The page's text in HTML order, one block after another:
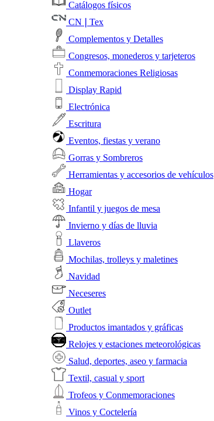
Catálogos físicos
CN❘Tex
Complementos y Detalles
Congresos, monederos y tarjeteros
Conmemoraciones Religiosas
Display Rapid
Electrónica
Escritura
Eventos, fiestas y verano
Gorras y Sombreros
Herramientas y accesorios de vehículos
Hogar
Infantil y juegos de mesa
Invierno y días de lluvia
Llaveros
Mochilas, trolleys y maletines
Navidad
Neceseres
Outlet
Productos imantados y gráficas
Relojes y estaciones meteorológicas
Salud, deportes, aseo y farmacia
Textil, casual y sport
Trofeos y Conmemoraciones
Vinos y Coctelería